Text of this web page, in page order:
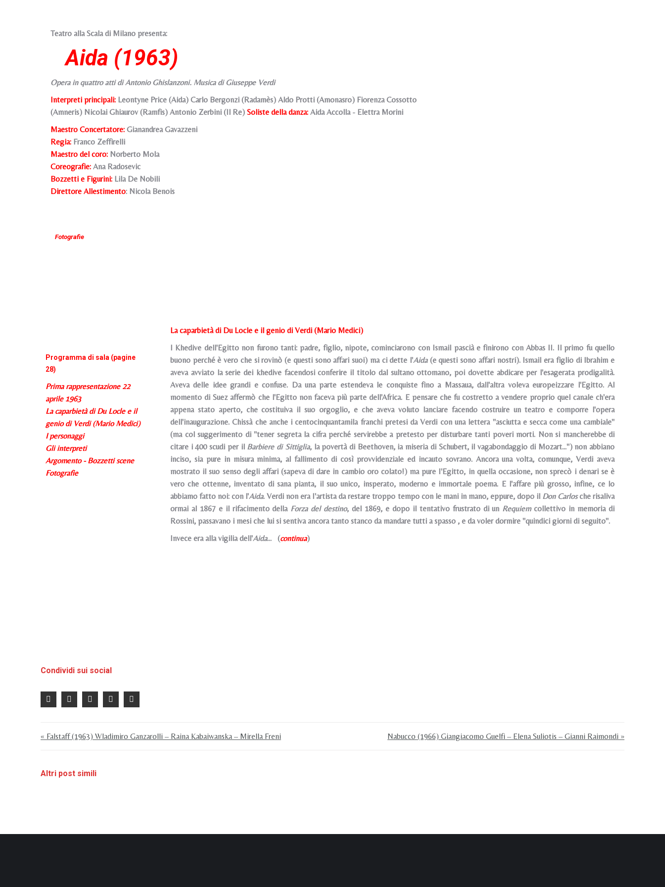
Teatro alla Scala di Milano presenta:
Aida (1963)
Opera in quattro atti di Antonio Ghislanzoni. Musica di Giuseppe Verdi
Interpreti principali: Leontyne Price (Aida) Carlo Bergonzi (Radamès) Aldo Protti (Amonasro) Fiorenza Cossotto
(Amneris) Nicolai Ghiaurov (Ramfis) Antonio Zerbini (Il Re) Soliste della danza: Aida Accolla - Elettra Morini
Maestro Concertatore: Gianandrea Gavazzeni
Regia: Franco Zeffirelli
Maestro del coro: Norberto Mola
Coreografie: Ana Radosevic
Bozzetti e Figurini: Lila De Nobili
Direttore Allestimento: Nicola Benois
Fotografie
Programma di sala (pagine
28)
Prima rappresentazione 22
aprile 1963
La caparbietà di Du Locle e il
genio di Verdi (Mario Medici)
I personaggi
Gli interpreti
Argomento - Bozzetti scene
Fotografie
La caparbietà di Du Locle e il genio di Verdi (Mario Medici)
I Khedive dell'Egitto non furono tanti: padre, figlio, nipote, cominciarono con Ismail pascià e finirono con Abbas II. Il primo fu quello
buono perché è vero che si rovinò (e questi sono affari suoi) ma ci dette l'Aida(e questi sono affari nostri). Ismail era figlio di Ibrahim e
aveva avviato la serie dei khedive facendosi conferire il titolo dal sultano ottomano, poi dovette abdicare per l'esagerata prodigalità.
Aveva delle idee grandi e confuse. Da una parte estendeva le conquiste fino a Massaua, dall'altra voleva europeizzare l'Egitto. Al
momento di Suez affermò che l'Egitto non faceva più parte dell'Africa. E pensare che fu costretto a vendere proprio quel canale ch'era
appena stato aperto, che costituiva il suo orgoglio, e che aveva voluto lanciare facendo costruire un teatro e comporre l'opera
dell'inaugurazione. Chissà che anche i centocinquantamila franchi pretesi da Verdi con una lettera "asciutta e secca come una cambiale"
(ma col suggerimento di "tener segreta la cifra perché servirebbe a pretesto per disturbare tanti poveri morti. Non si mancherebbe di
citare i 400 scudi per il Barbiere di Sittiglia, la povertà di Beethoven, ia miseria di Schubert, il vagabondaggio di Mozart...") non abbiano
inciso, sia pure in misura minima, al fallimento di così provvidenziale ed incauto sovrano. Ancora una volta, comunque, Verdi aveva
mostrato il suo senso degli affari (sapeva di dare in cambio oro colato!) ma pure I'Egitto, in quella occasione, non sprecò i denari se è
vero che ottenne, inventato di sana pianta, il suo unico, insperato, moderno e immortale poema. E l'affare più grosso, infine, ce lo
abbiamo fatto noi: con l'Aida. Verdi non era I'artista da restare troppo tempo con le mani in mano, eppure, dopo il Don Carlosche risaliva
ormai al 1867 e il rifacimento della Forza del destino, del 1869, e dopo il tentativo frustrato di un Requiemcollettivo in memoria di
Rossini, passavano i mesi che lui si sentiva ancora tanto stanco da mandare tutti a spasso , e da voler dormire "quindici giorni di seguito".
Invece era alla vigilia dell'Aida... (continua)
Condividi sui social
« Falstaff (1963) Wladimiro Ganzarolli – Raina Kabaiwanska – Mirella Freni Nabucco (1966) Giangiacomo Guelfi – Elena Suliotis – Gianni Raimondi »
Altri post simili